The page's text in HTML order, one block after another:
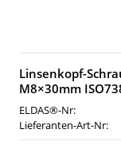
Linsenkopf-
M8×30mm
ELDAS®-Nr:
Lieferanten-Art-Nr: